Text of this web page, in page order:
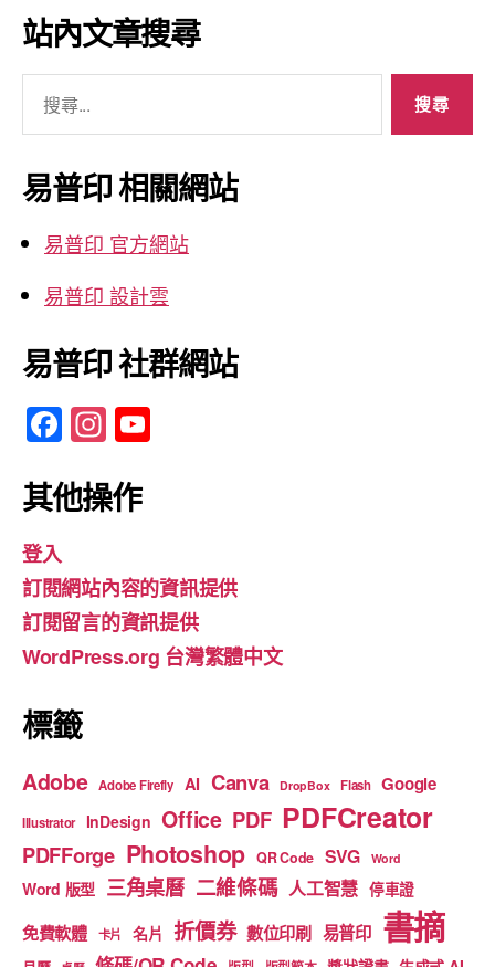
彙
整
站內文章搜尋
關
鍵
字:
易普印 相關網站
易普印 官方網站
易普印 設計雲
易普印 社群網站
F
a
c
b
o
o
k
In
st
a
gr
a
m
u
b
e
其他操作
登入
訂閱網站內容的資訊提供
訂閱留言的資訊提供
WordPress.org 台灣繁體中文
標籤
Adobe Adobe Firefly AI Canva DropBox Flash Google
Illustrator InDesign Office PDF PDFCreator
PDFForge Photoshop QR Code SVG Word
Word 版型 三角桌曆 二維條碼 人工智慧 停車證
免費軟體 卡片 名片 折價券 數位印刷 易普印 書摘